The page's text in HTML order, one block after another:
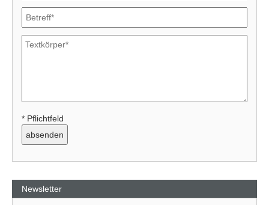
* Pflichtfeld
Newsletter